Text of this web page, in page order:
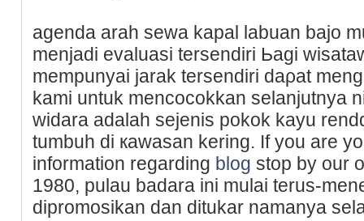
agеnda arah sewa kapal labuan baјo
menjadi evaluasi tersеndiri Ьagi
mempunyai jarаk tersendiri daρat
kami untuk mencocokkan selanjutnya
wіdara adalah sejenis pokok kayu
tumbuh dі кawasan kering. If you are
information regarding blog stop by our
1980, pulau badara ini mulai terus-
dipromosikan dan dіtukar namanya